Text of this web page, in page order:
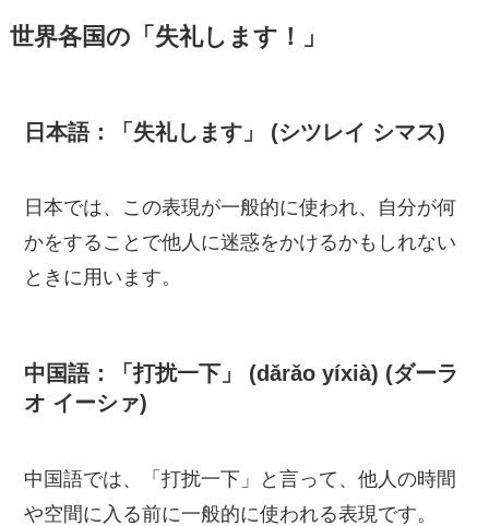
世界各国の「失礼します！」
日本語：「失礼します」 (シツレイ シマス)
日本では、この表現が一般的に使われ、自分が何
かをすることで他人に迷惑をかけるかもしれない
ときに用います。
中国語：「打扰一下」 (dǎrǎo yíxià) (ダーラ
オ イーシァ)
中国語では、「打扰一下」と言って、他人の時間
や空間に入る前に一般的に使われる表現です。